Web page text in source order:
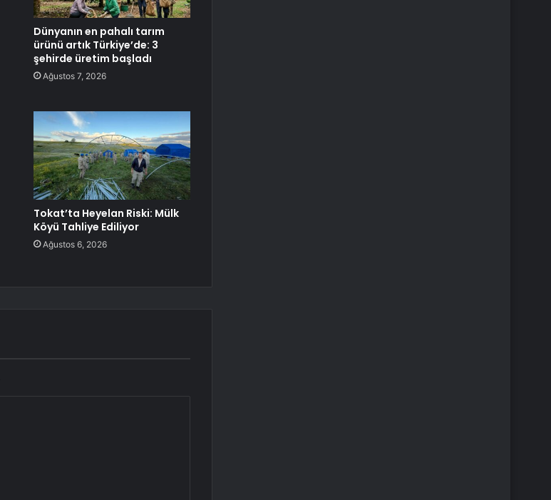
Dünyanın en pahalı tarım
ürünü artık Türkiye’de: 3
şehirde üretim başladı
Ağustos 7, 2026
Tokat’ta Heyelan Riski: Mülk
Köyü Tahliye Ediliyor
Ağustos 6, 2026